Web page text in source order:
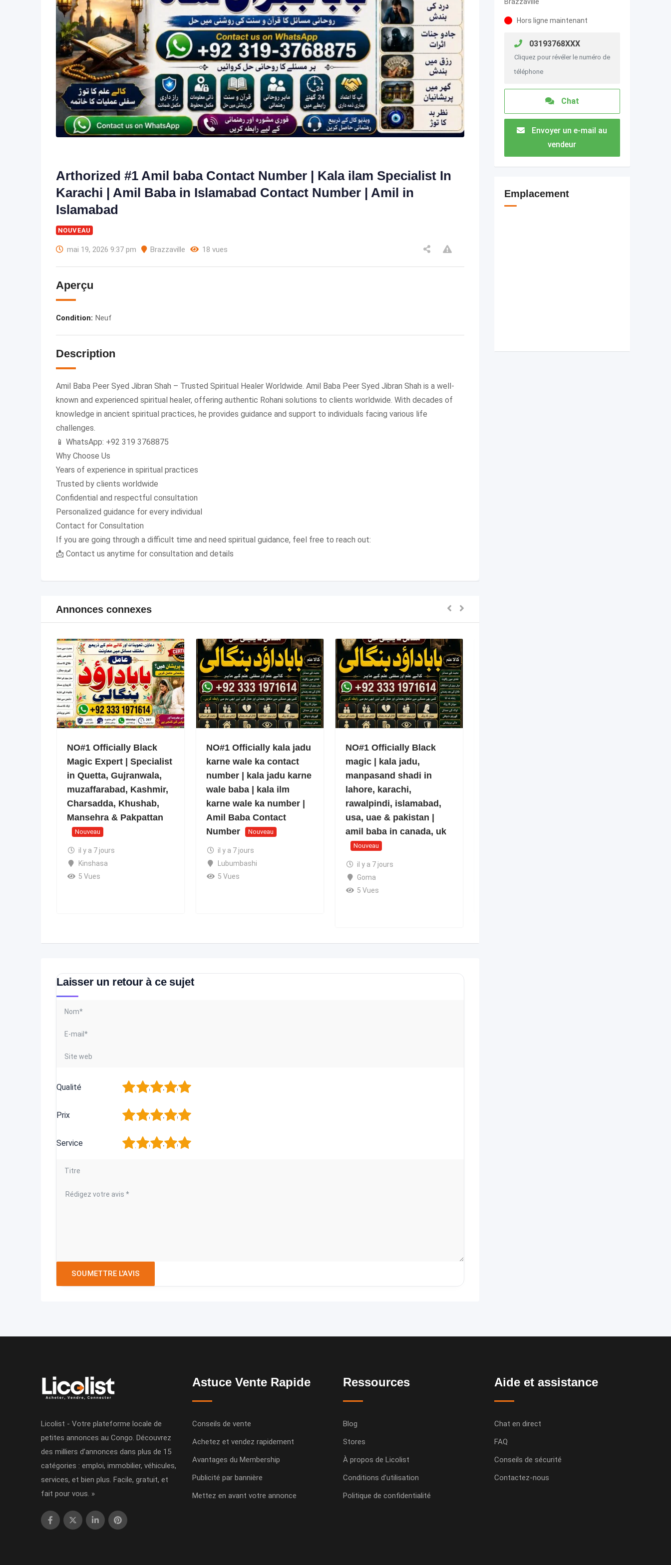
Arthorized #1 Amil baba Contact Number | Kala ilam Specialist In
Karachi | Amil Baba in Islamabad Contact Number | Amil in
Islamabad
NOUVEAU
mai 19, 2026 9:37 pm Brazzaville 18 vues
Aperçu
Condition: Neuf
Description
Amil Baba Peer Syed Jibran Shah – Trusted Spiritual Healer Worldwide. Amil Baba Peer Syed Jibran Shah is a well-
known and experienced spiritual healer, offering authentic Rohani solutions to clients worldwide. With decades of
knowledge in ancient spiritual practices, he provides guidance and support to individuals facing various life
challenges.
📱 WhatsApp: +92 319 3768875
Why Choose Us
Years of experience in spiritual practices
Trusted by clients worldwide
Confidential and respectful consultation
Personalized guidance for every individual
Contact for Consultation
If you are going through a difficult time and need spiritual guidance, feel free to reach out:
📩 Contact us anytime for consultation and details
Annonces connexes
NO#1 Officially Black
Magic Expert | Specialist
in Quetta, Gujranwala,
muzaffarabad, Kashmir,
Charsadda, Khushab,
Mansehra & Pakpattan
Nouveau
il y a 7 jours
Kinshasa
5 Vues
NO#1 Officially kala jadu
karne wale ka contact
number | kala jadu karne
wale baba | kala ilm
karne wale ka number |
Amil Baba Contact
Number
Nouveau
il y a 7 jours
Lubumbashi
5 Vues
NO#1 Officially Black
magic | kala jadu,
manpasand shadi in
lahore, karachi,
rawalpindi, islamabad,
usa, uae & pakistan |
amil baba in canada, uk
Nouveau
il y a 7 jours
Goma
5 Vues
Laisser un retour à ce sujet
Qualité 5
4
3
2
Prix 5
4
3
2
Service 5
4
3
2
Hors ligne maintenant
03193768XXX
Cliquez pour révéler le numéro de
téléphone
Chat
Envoyer un e-mail au
vendeur
Emplacement
Licolist - Votre plateforme locale de
petites annonces au Congo. Découvrez
des milliers d’annonces dans plus de 15
catégories : emploi, immobilier, véhicules,
services, et bien plus. Facile, gratuit, et
fait pour vous. »
Astuce Vente Rapide
Conseils de vente
Achetez et vendez rapidement
Avantages du Membership
Publicité par bannière
Mettez en avant votre annonce
Ressources
Blog
Stores
À propos de Licolist
Conditions d’utilisation
Politique de confidentialité
Aide et assistance
Chat en direct
FAQ
Conseils de sécurité
Contactez-nous